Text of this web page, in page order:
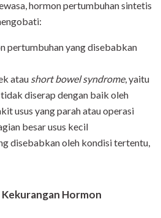
hormon pertumbuhan sintetis
pertumbuhan yang disebabkan
atau short bowel syndrome, yaitu
diserap dengan baik oleh
usus yang parah atau operasi
besar usus kecil
disebabkan oleh kondisi tertentu,
Kekurangan Hormon